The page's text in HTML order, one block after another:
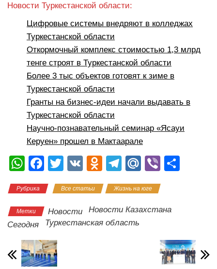
Новости Туркестанской области:
Цифровые системы внедряют в колледжах
Туркестанской области
Откормочный комплекс стоимостью 1,3 млрд
тенге строят в Туркестанской области
Более 3 тыс объектов готовят к зиме в
Туркестанской области
Гранты на бизнес-идеи начали выдавать в
Туркестанской области
Научно-познавательный семинар «Ясауи
Керуен» прошел в Мактаарале
W
at
s
A
p
p
F
c
e
b
o
o
T
tt
er
V
O
n
o
kl
T
e
gr
a
M
.R
u
Vi
и
ть
Рубрика Все статьи Жизнь на юге
Метки Новости
Новости Казахстана
Сегодня
Туркестанская область